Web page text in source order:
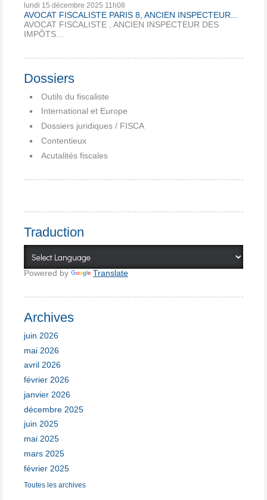
lundi 15 décembre 2025 11h08
AVOCAT FISCALISTE PARIS 8, ANCIEN INSPECTEUR...
AVOCAT FISCALISTE , ANCIEN INSPECTEUR DES
IMPÔTS...
Dossiers
Outils du fiscaliste
International et Europe
Dossiers juridiques / FISCA
Contentieux
Acutalités fiscales
Traduction
Powered by Translate
Archives
juin 2026
mai 2026
avril 2026
février 2026
janvier 2026
décembre 2025
juin 2025
mai 2025
mars 2025
février 2025
Toutes les archives